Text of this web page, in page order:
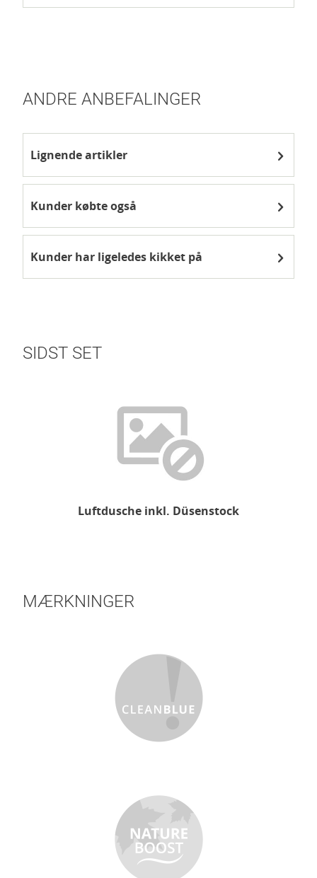
ANDRE ANBEFALINGER
Lignende artikler
Kunder købte også
Kunder har ligeledes kikket på
SIDST SET
Luftdusche inkl. Düsenstock
MÆRKNINGER